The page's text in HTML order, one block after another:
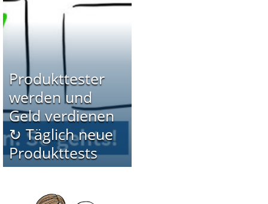
Produkttester
werden und
Geld verdienen
↻ Täglich neue
Produkttests